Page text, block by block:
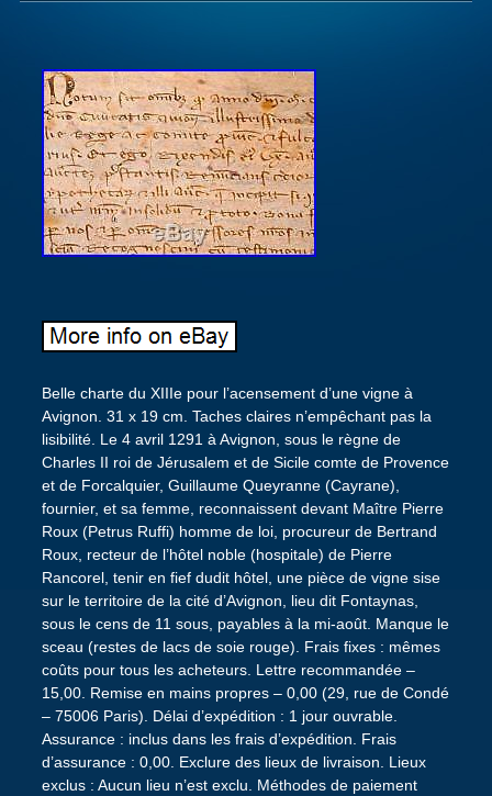
Belle charte du XIIIe pour l’acensement d’une vigne à
Avignon. 31 x 19 cm. Taches claires n’empêchant pas la
lisibilité. Le 4 avril 1291 à Avignon, sous le règne de
Charles II roi de Jérusalem et de Sicile comte de Provence
et de Forcalquier, Guillaume Queyranne (Cayrane),
fournier, et sa femme, reconnaissent devant Maître Pierre
Roux (Petrus Ruffi) homme de loi, procureur de Bertrand
Roux, recteur de l’hôtel noble (hospitale) de Pierre
Rancorel, tenir en fief dudit hôtel, une pièce de vigne sise
sur le territoire de la cité d’Avignon, lieu dit Fontaynas,
sous le cens de 11 sous, payables à la mi-août. Manque le
sceau (restes de lacs de soie rouge). Frais fixes : mêmes
coûts pour tous les acheteurs. Lettre recommandée –
15,00. Remise en mains propres – 0,00 (29, rue de Condé
– 75006 Paris). Délai d’expédition : 1 jour ouvrable.
Assurance : inclus dans les frais d’expédition. Frais
d’assurance : 0,00. Exclure des lieux de livraison. Lieux
exclus : Aucun lieu n’est exclu. Méthodes de paiement